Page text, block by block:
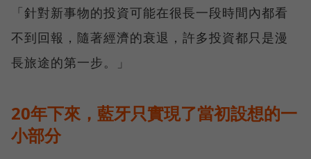
「針對新事物的投資可能在很長一段時間內都看
不到回報，隨著經濟的衰退，許多投資都只是漫
長旅途的第一步。」
20年下來，藍牙只實現了當初設想的一
小部分